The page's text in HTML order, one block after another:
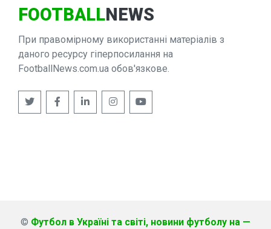
FOOTBALLNEWS
При правомірному використанні матеріалів з
даного ресурсу гіперпосилання на
FootballNews.com.ua обов'язкове.
© Футбол в Україні та світі, новини футболу на —